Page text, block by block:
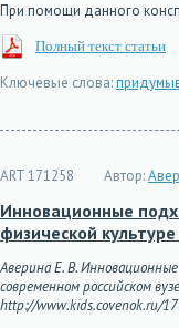
При помощи данного
Полный текст статьи
Ключевые слова:
ART 171258 Автор:
Инновационные
физической
Аверина Е. В.
современном российском
http://www.kids.covenok.ru/